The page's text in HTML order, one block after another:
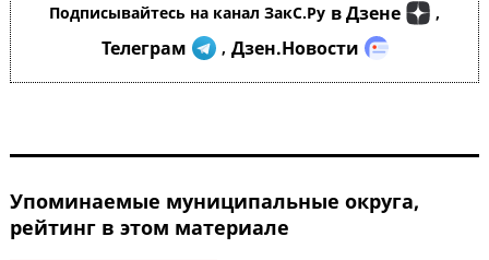
Подписывайтесь на канал ЗакС.Ру в Дзене ,
Телеграм , Дзен.Новости
Упоминаемые муниципальные округа,
рейтинг в этом материале